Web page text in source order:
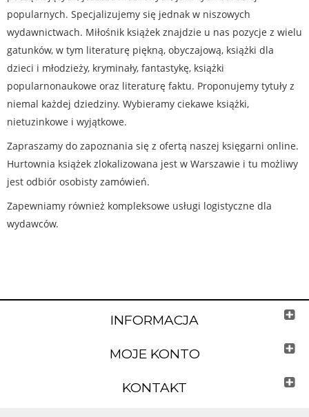
popularnych. Specjalizujemy się jednak w niszowych
wydawnictwach. Miłośnik książek znajdzie u nas pozycje z wielu
gatunków, w tym literaturę piękną, obyczajową, książki dla
dzieci i młodzieży, kryminały, fantastykę, książki
popularnonaukowe oraz literaturę faktu. Proponujemy tytuły z
niemal każdej dziedziny. Wybieramy ciekawe książki,
nietuzinkowe i wyjątkowe.
Zapraszamy do zapoznania się z ofertą naszej księgarni online.
Hurtownia książek zlokalizowana jest w Warszawie i tu możliwy
jest odbiór osobisty zamówień.
Zapewniamy również kompleksowe usługi logistyczne dla
wydawców.
INFORMACJA
MOJE KONTO
KONTAKT